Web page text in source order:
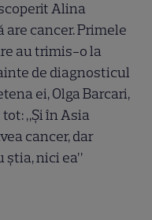
Alina
are cancer. Primele
au trimis-o la
de diagnosticul
ei, Olga Barcari,
„Și în Asia
cancer, dar
știa, nici ea”